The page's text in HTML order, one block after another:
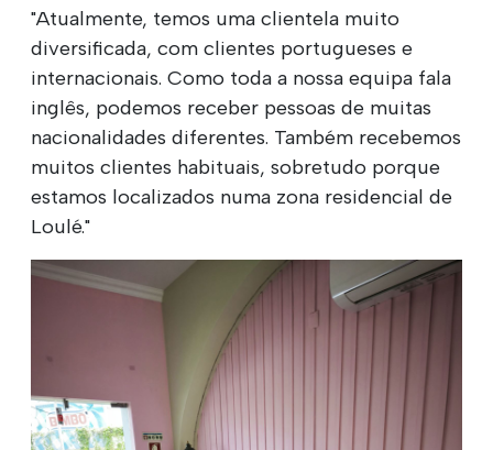
"Atualmente, temos uma clientela muito
diversificada, com clientes portugueses e
internacionais. Como toda a nossa equipa fala
inglês, podemos receber pessoas de muitas
nacionalidades diferentes. Também recebemos
muitos clientes habituais, sobretudo porque
estamos localizados numa zona residencial de
Loulé."